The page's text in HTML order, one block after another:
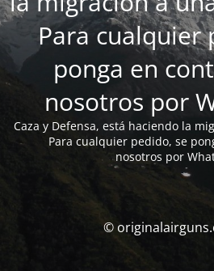
Para cualquier
ponga en
nosotros por
Caza y Defensa, está haciendo la
Para cualquier pedido, se
nosotros por
©